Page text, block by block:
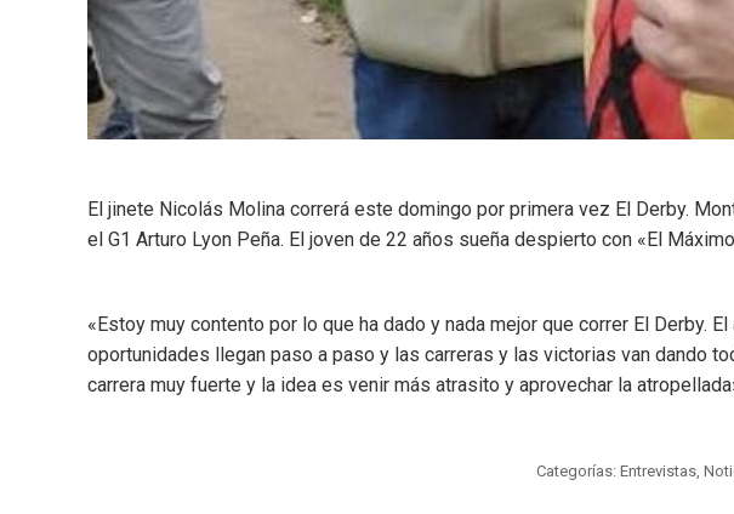
El jinete Nicolás Molina correrá este domingo por primera vez El Derby.
el G1 Arturo Lyon Peña. El joven de 22 años sueña despierto con «El
«Estoy muy contento por lo que ha dado y nada mejor que correr El Derby.
oportunidades llegan paso a paso y las carreras y las victorias van dando
carrera muy fuerte y la idea es venir más atrasito y aprovechar la
Categorías: Entrevistas,